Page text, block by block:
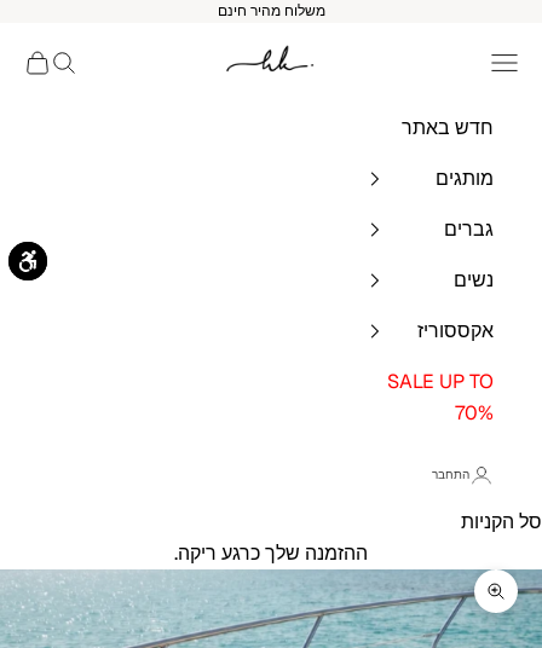
משלוח מהיר חינם
HK BRANDS תפריט ניווט חיפוש
סל
חדש באתר
מותגים
גברים
נשים
אקססוריז
SALE UP TO
70%
התחבר
סל הקניות
ההזמנה שלך כרגע ריקה.
זום על התמונה